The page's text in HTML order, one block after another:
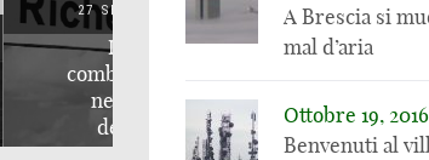
27 SETTEMBRE 2020
E’ questa serra
in Kentucky il futuro
dell’agricoltura?
A Brescia si
mal d’aria
Ottobre 19, 2016
Benvenuti al